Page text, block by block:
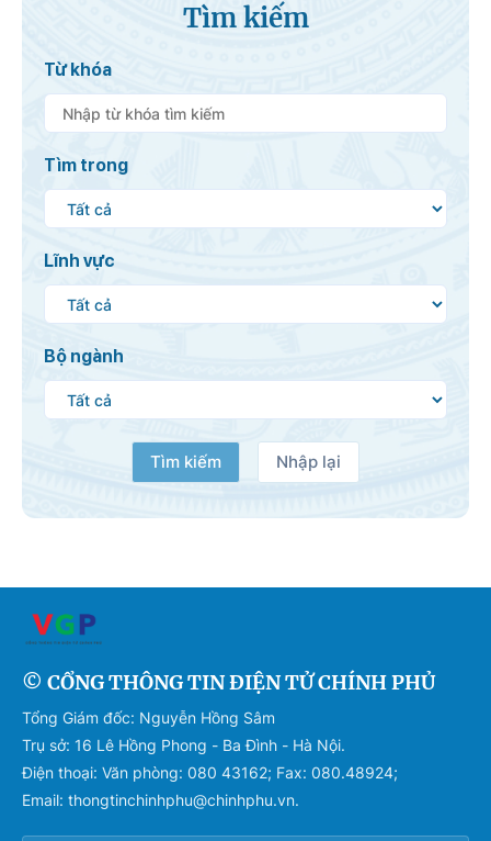
Tìm kiếm
Từ khóa
Tìm trong
Lĩnh vực
Bộ ngành
Tìm kiếm Nhập lại
© CỔNG THÔNG TIN ĐIỆN TỬ CHÍNH PHỦ
Tổng Giám đốc: Nguyễn Hồng Sâm
Trụ sở: 16 Lê Hồng Phong - Ba Đình - Hà Nội.
Điện thoại: Văn phòng: 080 43162; Fax: 080.48924;
Email: thongtinchinhphu@chinhphu.vn.